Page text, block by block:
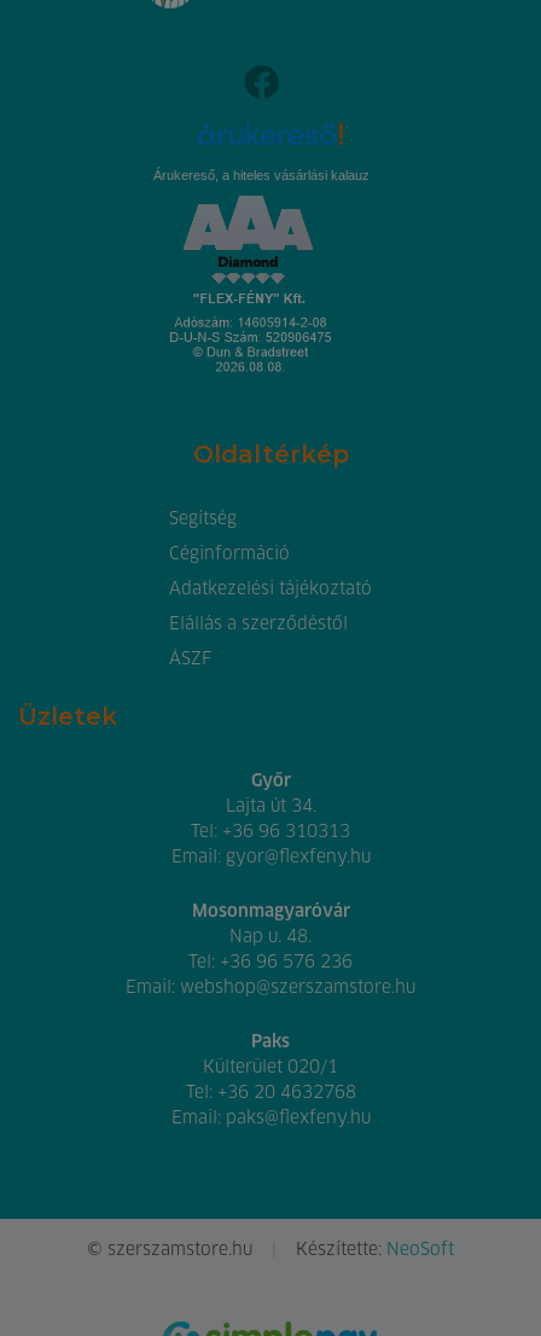
Árukereső, a hiteles vásárlási kalauz
Oldaltérkép
Segítség
Céginformáció
Adatkezelési tájékoztató
Elállás a szerződéstől
ÁSZF
Üzletek
Győr
Lajta út 34.
Tel: +36 96 310313
Email: gyor@flexfeny.hu
Mosonmagyaróvár
Nap u. 48.
Tel: +36 96 576 236
Email: webshop@szerszamstore.hu
Paks
Külterület 020/1
Tel: +36 20 4632768
Email: paks@flexfeny.hu
© szerszamstore.hu Készítette: NeoSoft